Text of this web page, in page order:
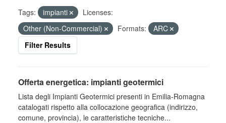
Tags: impianti
Licenses:
Other (Non-Commercial)
Formats:
ARC
Filter Results
Offerta energetica: impianti geotermici
Lista degli Impianti Geotermici presenti in Emilia-Romagna
catalogati rispetto alla collocazione geografica (indirizzo,
comune, provincia), le caratteristiche tecniche...